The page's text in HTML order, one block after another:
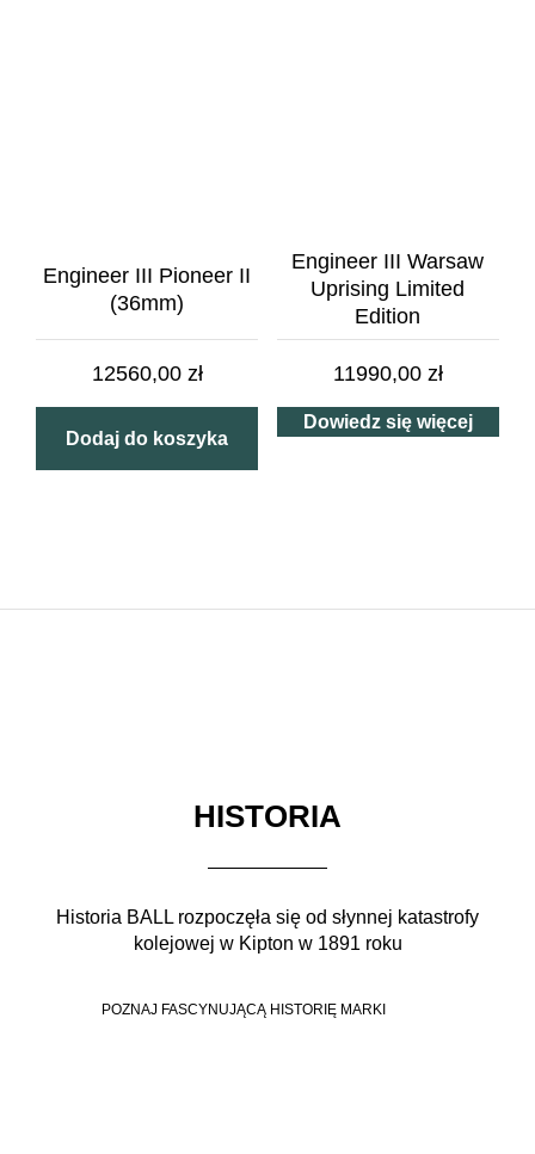
Engineer III Pioneer II
(36mm)
12560,00 zł
Dodaj do koszyka
Engineer III Warsaw
Uprising Limited
Edition
11990,00 zł
Dowiedz się więcej
HISTORIA
Historia BALL rozpoczęła się od słynnej katastrofy
kolejowej w Kipton w 1891 roku
POZNAJ FASCYNUJĄCĄ HISTORIĘ MARKI